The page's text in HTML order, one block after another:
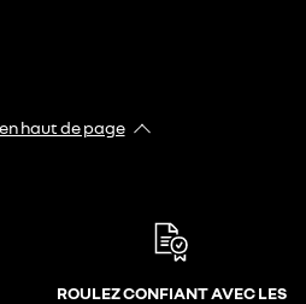
haut de page​
ROULEZ CONFIANT AVEC LES